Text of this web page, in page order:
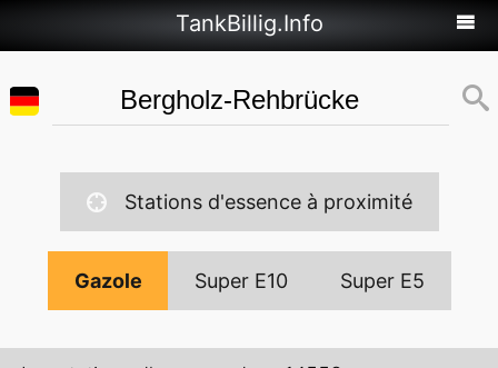
TankBillig.Info
Stations d'essence à proximité
Gazole Super E10 Super E5